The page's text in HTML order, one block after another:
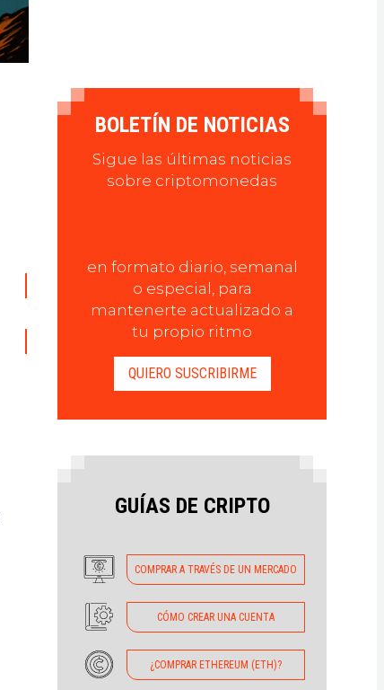
BOLETÍN DE NOTICIAS
Sigue las últimas noticias
sobre criptomonedas
en formato diario, semanal
o especial, para
mantenerte actualizado a
tu propio ritmo
QUIERO SUSCRIBIRME
GUÍAS DE CRIPTO
COMPRAR A TRAVÉS DE UN MERCADO
CÓMO CREAR UNA CUENTA
¿COMPRAR ETHEREUM (ETH)?